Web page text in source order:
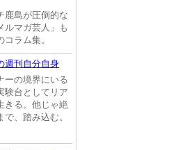
鹿島が圧倒的な
ルマガ芸人」も
ラム集。
週刊自分自身
ーの境界にいる
験台としてリア
きる。他じゃ絶
、踏み込む。